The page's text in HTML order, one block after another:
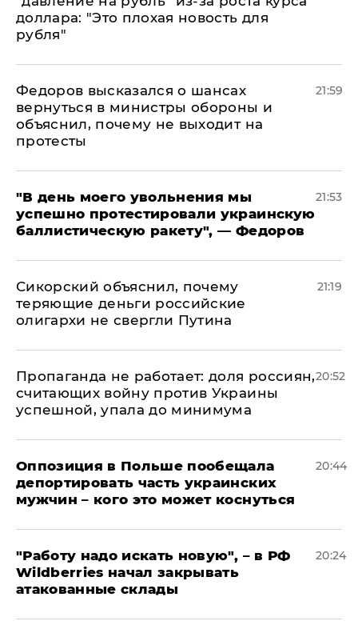
доллара: "Это плохая новость для
рубля"
Федоров высказался о шансах
вернуться в министры обороны и
объяснил, почему не выходит на
протесты
21:59
​"В день моего увольнения мы
успешно протестировали украинскую
баллистическую ракету", — Федоров
21:53
Сикорский объяснил, почему
теряющие деньги российские
олигархи не свергли Путина
21:19
​Пропаганда не работает: доля россиян,
считающих войну против Украины
успешной, упала до минимума
20:52
Оппозиция в Польше пообещала
депортировать часть украинских
мужчин – кого это может коснуться
20:44
"Работу надо искать новую", – в РФ
Wildberries начал закрывать
атакованные склады
20:24